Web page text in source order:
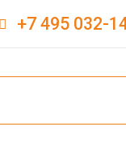
+7 495 032-